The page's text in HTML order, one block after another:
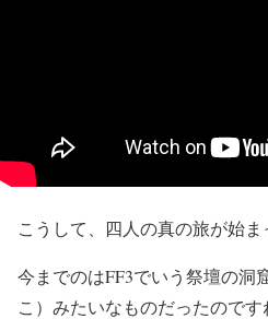
こうして、四人の真の旅が始ま
今までのはFF3でいう祭壇の洞
こ）みたいなものだったのです